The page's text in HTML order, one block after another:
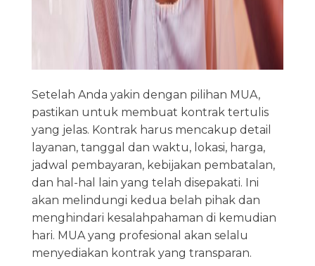
Setelah Anda yakin dengan pilihan MUA,
pastikan untuk membuat kontrak tertulis
yang jelas. Kontrak harus mencakup detail
layanan, tanggal dan waktu, lokasi, harga,
jadwal pembayaran, kebijakan pembatalan,
dan hal-hal lain yang telah disepakati. Ini
akan melindungi kedua belah pihak dan
menghindari kesalahpahaman di kemudian
hari. MUA yang profesional akan selalu
menyediakan kontrak yang transparan.